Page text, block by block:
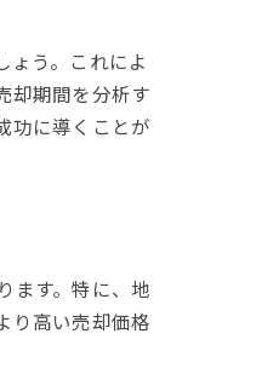
ょう。これによ
却期間を分析す
功に導くことが
ます。特に、地
り高い売却価格